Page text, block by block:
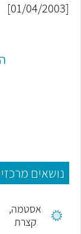
[01/04/2003]
נושאים
אסטמה,
קצרת